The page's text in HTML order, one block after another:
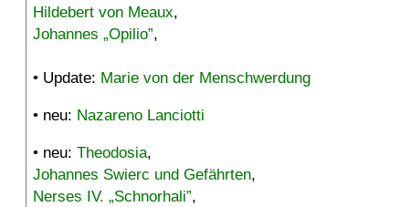
Hildebert von Meaux,
Johannes „Opilio”,
• Update: Marie von der Menschwerdung
• neu: Nazareno Lanciotti
• neu: Theodosia,
Johannes Swierc und Gefährten,
Nerses IV. „Schnorhali”,